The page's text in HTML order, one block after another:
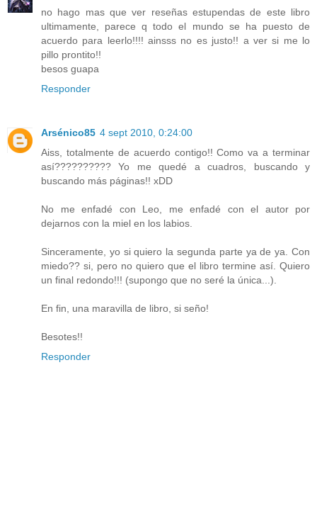
no hago mas que ver reseñas estupendas de este libro
ultimamente, parece q todo el mundo se ha puesto de
acuerdo para leerlo!!!! ainsss no es justo!! a ver si me lo
pillo prontito!!
besos guapa
Responder
Arsénico85 4 sept 2010, 0:24:00
Aiss, totalmente de acuerdo contigo!! Como va a terminar
así?????????? Yo me quedé a cuadros, buscando y
buscando más páginas!! xDD
No me enfadé con Leo, me enfadé con el autor por
dejarnos con la miel en los labios.
Sinceramente, yo si quiero la segunda parte ya de ya. Con
miedo?? si, pero no quiero que el libro termine así. Quiero
un final redondo!!! (supongo que no seré la única...).
En fin, una maravilla de libro, si seño!
Besotes!!
Responder